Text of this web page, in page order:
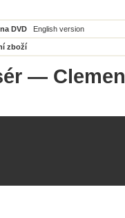
DVD English version
zboží
—